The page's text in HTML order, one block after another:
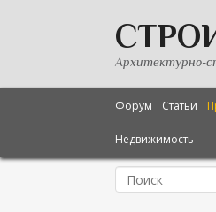
Архитектурно-
Форум Статьи
Недвижимость